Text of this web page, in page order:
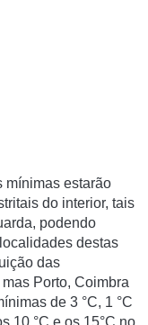
mínimas estarão
do interior, tais
podendo
destas
das
Porto, Coimbra
de 3 °C, 1 °C
10 °C e os 15°C no